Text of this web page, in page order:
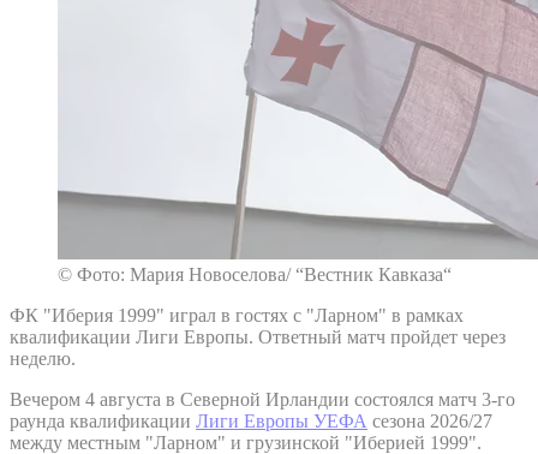
© Фото: Мария Новоселова/ “Вестник Кавказа“
ФК "Иберия 1999" играл в гостях с "Ларном" в рамках
квалификации Лиги Европы. Ответный матч пройдет через
неделю.
Вечером 4 августа в Северной Ирландии состоялся матч 3-го
раунда квалификации Лиги Европы УЕФА сезона 2026/27
между местным "Ларном" и грузинской "Иберией 1999".